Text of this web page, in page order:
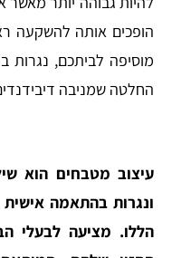
הופכים אותה להשקעה
מוסיפה לביתכם, נגרות
החלטה שמניבה
עיצוב מטבחים הוא
ונגרות בהתאמה
הללו. מציעה לבעלי